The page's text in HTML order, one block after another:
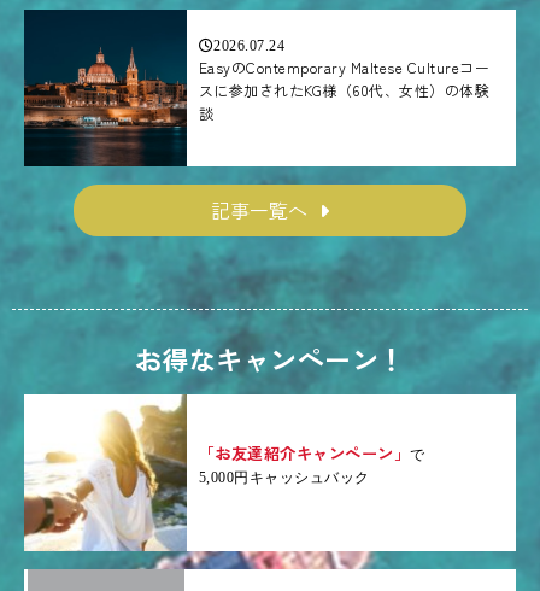
2026.07.24
EasyのContemporary Maltese Cultureコー
スに参加されたKG様（60代、女性）の体験
談
記事一覧へ
お得なキャンペーン！
「お友達紹介キャンペーン」で
5,000円キャッシュバック